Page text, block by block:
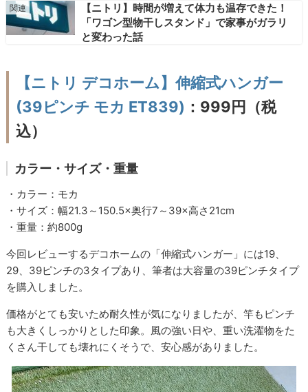
【ニトリ】時間が増えて体力も温存できた！
「ワゴン型物干しスタンド」で家事がガラリ
と変わった話
【ニトリ デコホーム】伸縮式ハンガー
(39ピンチ モカ ET839) ：999円（税
込）
カラー・サイズ・重量
・カラー：モカ
・サイズ：幅21.3～150.5×奥行7～39×高さ21cm
・重量：約800g
今回レビューするデコホームの「伸縮式ハンガー」には19、
29、39ピンチの3タイプあり、筆者は大容量の39ピンチタイプ
を購入しました。
価格がとても安いため耐久性が気になりましたが、竿もピンチ
も大きくしっかりとした印象。風の強い日や、重い洗濯物をた
くさん干しても壊れにくそうで、安心感がありました。